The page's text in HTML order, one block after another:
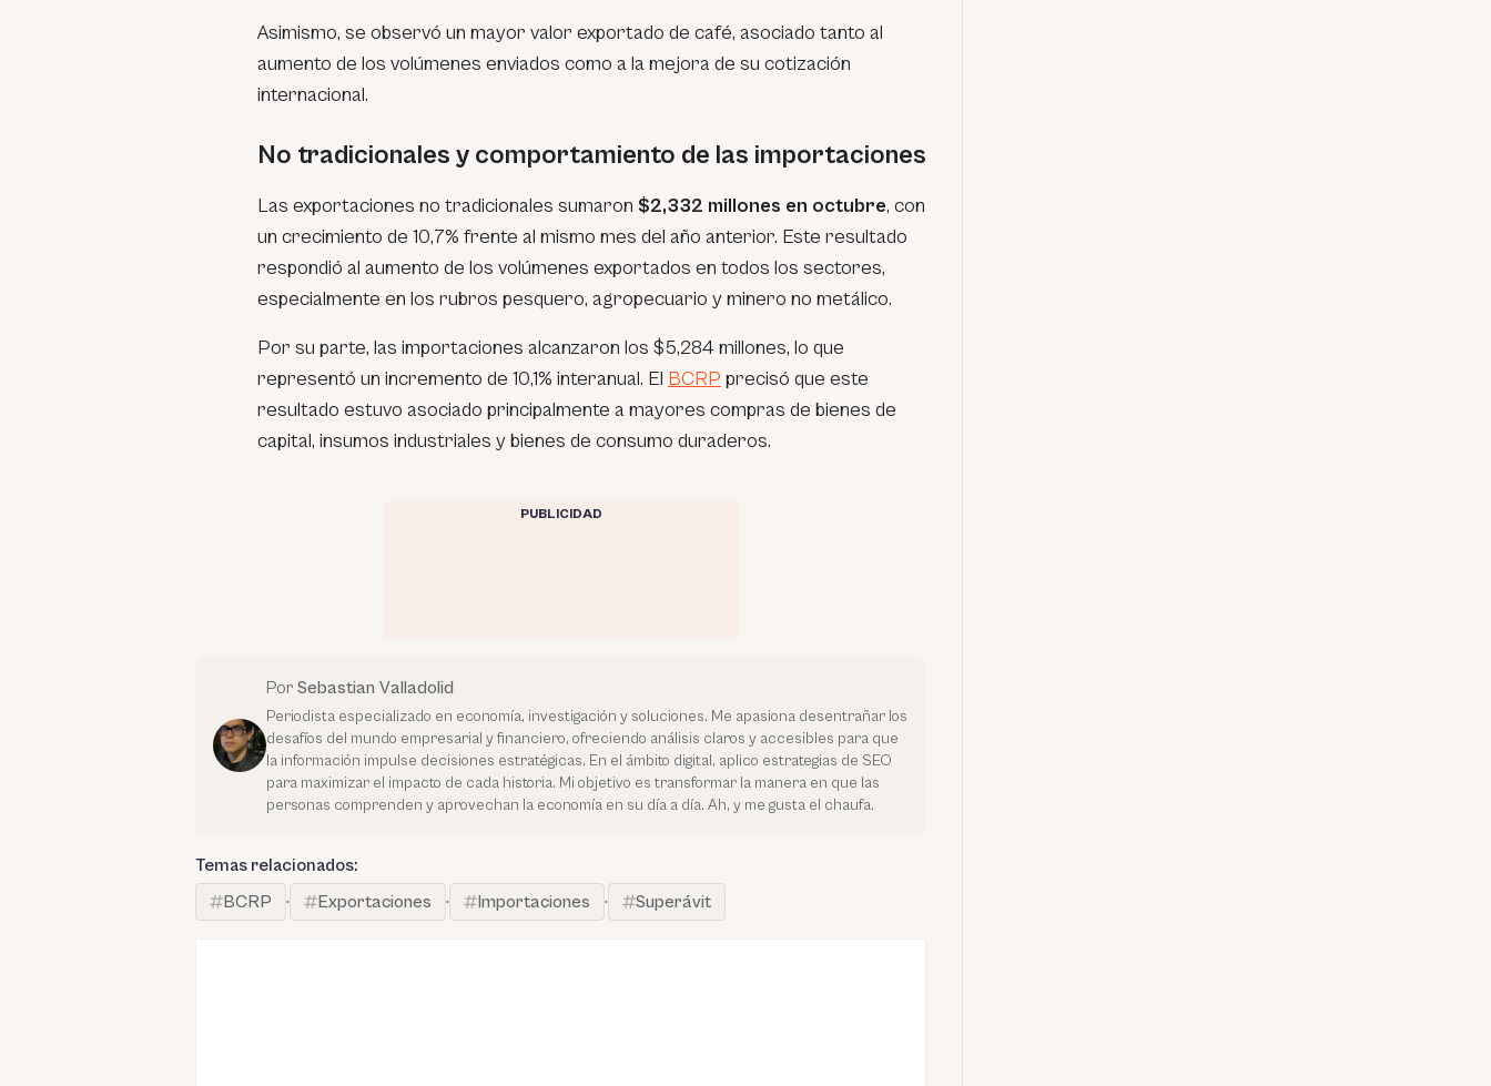
Asimismo, se observó un mayor valor exportado de café, asociado tanto al
aumento de los volúmenes enviados como a la mejora de su cotización
internacional.
No tradicionales y comportamiento de las importaciones
Las exportaciones no tradicionales sumaron $2,332 millones en octubre, con
un crecimiento de 10,7% frente al mismo mes del año anterior. Este resultado
respondió al aumento de los volúmenes exportados en todos los sectores,
especialmente en los rubros pesquero, agropecuario y minero no metálico.
Por su parte, las importaciones alcanzaron los $5,284 millones, lo que
representó un incremento de 10,1% interanual. El BCRP precisó que este
resultado estuvo asociado principalmente a mayores compras de bienes de
capital, insumos industriales y bienes de consumo duraderos.
PUBLICIDAD
Por Sebastian Valladolid
Periodista especializado en economía, investigación y soluciones. Me apasiona desentrañar los
desafíos del mundo empresarial y financiero, ofreciendo análisis claros y accesibles para que
la información impulse decisiones estratégicas. En el ámbito digital, aplico estrategias de SEO
para maximizar el impacto de cada historia. Mi objetivo es transformar la manera en que las
personas comprenden y aprovechan la economía en su día a día. Ah, y me gusta el chaufa.
Temas relacionados:
BCRP
· Exportaciones · Importaciones · Superávit